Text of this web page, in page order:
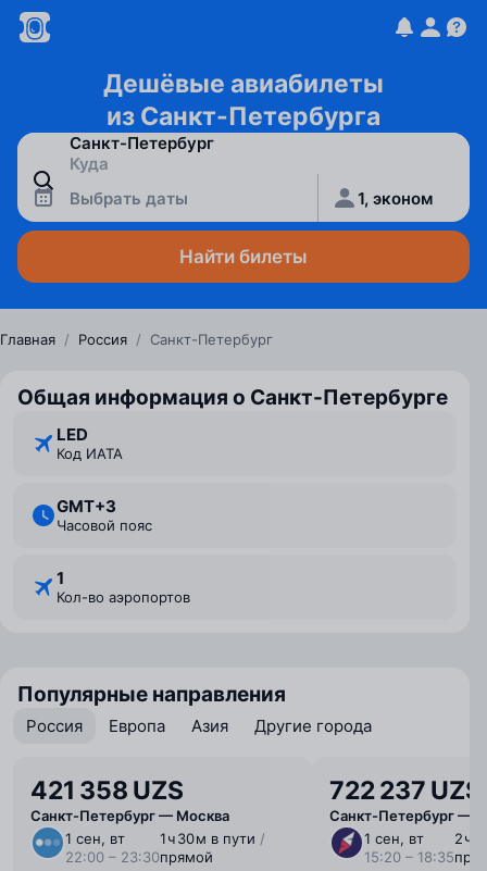
Дешёвые авиабилеты
из Санкт-Петербурга
Выбрать даты 1, эконом
Найти билеты
Главная / Россия / Санкт-Петербург
Общая информация о Санкт-Петербурге
LED
Код ИАТА
GMT+3
Часовой пояс
1
Кол-во аэропортов
Популярные направления
Россия Европа Азия Другие города
421 358 UZS
Санкт-Петербург — Москва
1 сен, вт
22:00 – 23:30
1 ⁠ч 30 ⁠м в пути /
прямой
722 237 UZS
Санкт-Петербург —
1 сен, вт
15:20 – 18:35
2 ⁠ч